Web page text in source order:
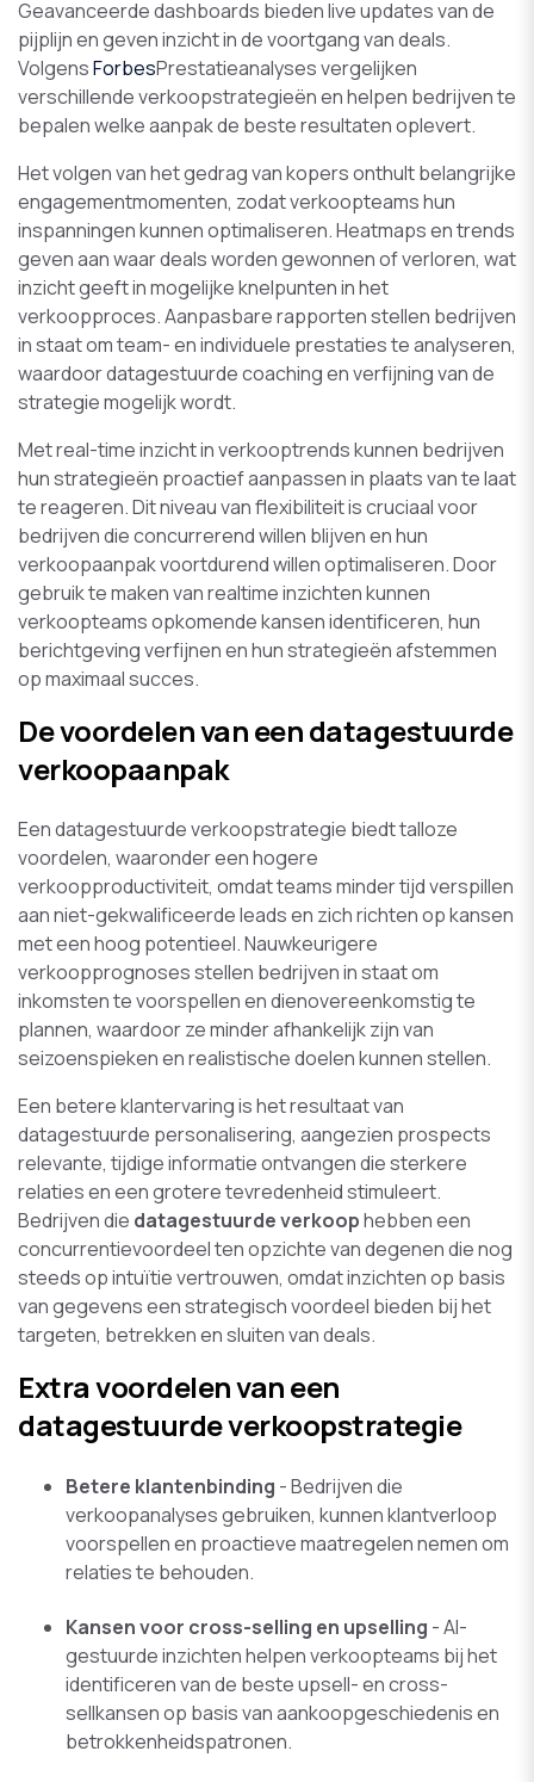
Geavanceerde dashboards bieden live updates van de
pijplijn en geven inzicht in de voortgang van deals.
VolgensForbesPrestatieanalyses vergelijken
verschillende verkoopstrategieën en helpen bedrijven te
bepalen welke aanpak de beste resultaten oplevert.
Het volgen van het gedrag van kopers onthult belangrijke
engagementmomenten, zodat verkoopteams hun
inspanningen kunnen optimaliseren. Heatmaps en trends
geven aan waar deals worden gewonnen of verloren, wat
inzicht geeft in mogelijke knelpunten in het
verkoopproces. Aanpasbare rapporten stellen bedrijven
in staat om team- en individuele prestaties te analyseren,
waardoor datagestuurde coaching en verfijning van de
strategie mogelijk wordt.
Met real-time inzicht in verkooptrends kunnen bedrijven
hun strategieën proactief aanpassen in plaats van te laat
te reageren. Dit niveau van flexibiliteit is cruciaal voor
bedrijven die concurrerend willen blijven en hun
verkoopaanpak voortdurend willen optimaliseren. Door
gebruik te maken van realtime inzichten kunnen
verkoopteams opkomende kansen identificeren, hun
berichtgeving verfijnen en hun strategieën afstemmen
op maximaal succes.
De voordelen van een datagestuurde
verkoopaanpak
Een datagestuurde verkoopstrategie biedt talloze
voordelen, waaronder een hogere
verkoopproductiviteit, omdat teams minder tijd verspillen
aan niet-gekwalificeerde leads en zich richten op kansen
met een hoog potentieel. Nauwkeurigere
verkoopprognoses stellen bedrijven in staat om
inkomsten te voorspellen en dienovereenkomstig te
plannen, waardoor ze minder afhankelijk zijn van
seizoenspieken en realistische doelen kunnen stellen.
Een betere klantervaring is het resultaat van
datagestuurde personalisering, aangezien prospects
relevante, tijdige informatie ontvangen die sterkere
relaties en een grotere tevredenheid stimuleert.
Bedrijven die datagestuurde verkoophebben een
concurrentievoordeel ten opzichte van degenen die nog
steeds op intuïtie vertrouwen, omdat inzichten op basis
van gegevens een strategisch voordeel bieden bij het
targeten, betrekken en sluiten van deals.
Extra voordelen van een
datagestuurde verkoopstrategie
Betere klantenbinding - Bedrijven die
verkoopanalyses gebruiken, kunnen klantverloop
voorspellen en proactieve maatregelen nemen om
relaties te behouden.
Kansen voor cross-selling en upselling - AI-
gestuurde inzichten helpen verkoopteams bij het
identificeren van de beste upsell- en cross-
sellkansen op basis van aankoopgeschiedenis en
betrokkenheidspatronen.